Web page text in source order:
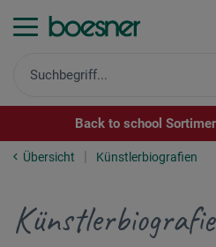
Back to school
Übersicht Künstlerbiografien